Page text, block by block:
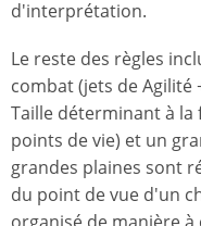
d'interprétation.
Le reste des règles
combat (jets de
Taille déterminant à la
points de vie) et un
grandes plaines sont
du point de vue d'un